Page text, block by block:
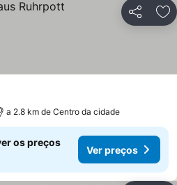
Partilhar
a 2.8 km de Centro da cidade
os preços
Ver preços